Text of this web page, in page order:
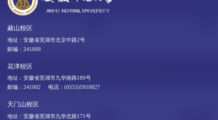
赭山校区
地址：安徽省芜湖市北京中路2号
邮编：241000
花津校区
地址：安徽省芜湖市九华南路189号
邮编：241002 电话：(0553)5910027
天门山校区
地址：安徽省芜湖市九华北路171号